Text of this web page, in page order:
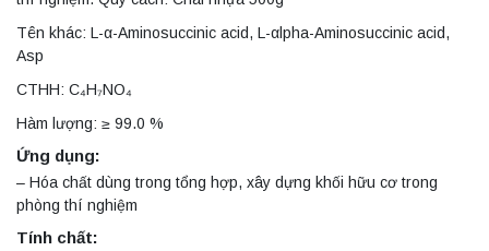
Tên khác: L-α-Aminosuccinic acid, L-αlpha-Aminosuccinic acid,
Asp
CTHH: C₄H₇NO₄
Hàm lượng: ≥ 99.0 %
Ứng dụng:
– Hóa chất dùng trong tổng hợp, xây dựng khối hữu cơ trong
phòng thí nghiệm
Tính chất: